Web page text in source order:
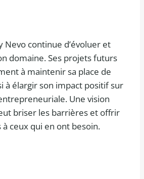
Nevo continue d’évoluer et
domaine. Ses projets futurs
à maintenir sa place de
à élargir son impact positif sur
Une vision
briser les barrières et offrir
ceux qui en ont besoin.